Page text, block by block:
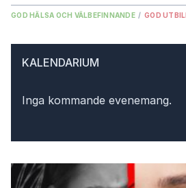
GOD HÄLSA OCH VÄLBEFINNANDE / GOD
KALENDARIUM
Inga kommande evenemang.